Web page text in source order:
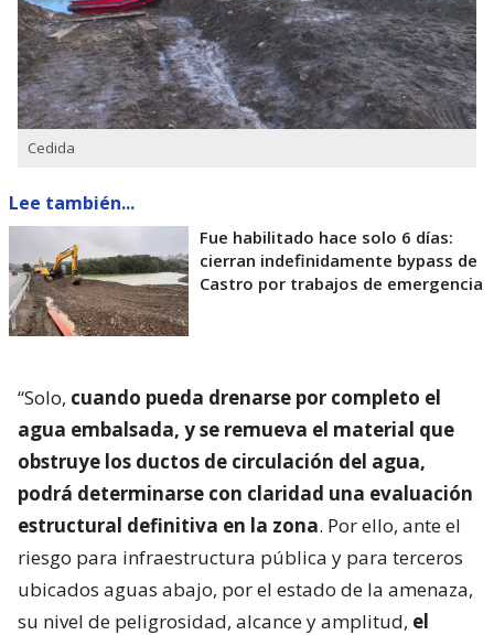
Cedida
Lee también...
Fue habilitado hace solo 6 días:
cierran indefinidamente bypass de
Castro por trabajos de emergencia
“Solo, cuando pueda drenarse por completo el
agua embalsada, y se remueva el material que
obstruye los ductos de circulación del agua,
podrá determinarse con claridad una evaluación
estructural definitiva en la zona. Por ello, ante el
riesgo para infraestructura pública y para terceros
ubicados aguas abajo, por el estado de la amenaza,
su nivel de peligrosidad, alcance y amplitud, el